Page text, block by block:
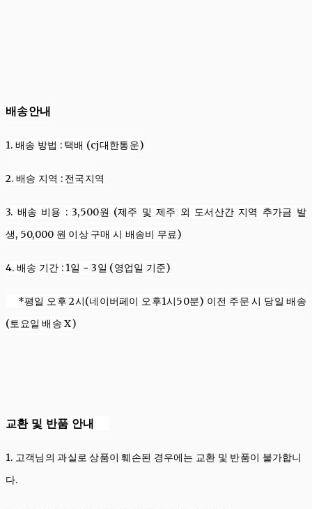
배송안내
1. 배송 방법 : 택배 (cj대한통운)
2. 배송 지역 : 전국지역
3. 배송 비용 : 3,500원 (제주 및 제주 외 도서산간 지역 추가금 발
생, 50,000 원 이상 구매 시 배송비 무료)
4. 배송 기간 : 1일 ~ 3일 (영업일 기준)
*평일 오후 2시(네이버페이 오후1시50분) 이전 주문 시 당일 배송
(토요일 배송 X)
교환 및 반품 안내
1. 고객님의 과실로 상품이 훼손된 경우에는 교환 및 반품이 불가합니
다.